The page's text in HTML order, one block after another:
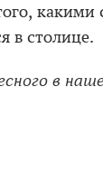
какими
в столице.
в